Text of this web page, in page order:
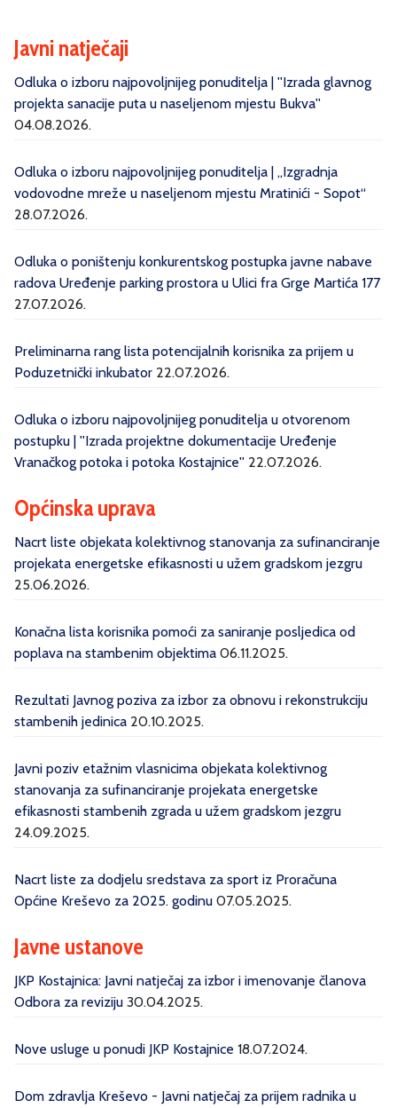
Javni natječaji
Odluka o izboru najpovoljnijeg ponuditelja | ''Izrada glavnog
projekta sanacije puta u naseljenom mjestu Bukva''
04.08.2026.
Odluka o izboru najpovoljnijeg ponuditelja | „Izgradnja
vodovodne mreže u naseljenom mjestu Mratinići - Sopot“
28.07.2026.
Odluka o poništenju konkurentskog postupka javne nabave
radova Uređenje parking prostora u Ulici fra Grge Martića 177
27.07.2026.
Preliminarna rang lista potencijalnih korisnika za prijem u
Poduzetnički inkubator 22.07.2026.
Odluka o izboru najpovoljnijeg ponuditelja u otvorenom
postupku | ''Izrada projektne dokumentacije Uređenje
Vranačkog potoka i potoka Kostajnice'' 22.07.2026.
Općinska uprava
Nacrt liste objekata kolektivnog stanovanja za sufinanciranje
projekata energetske efikasnosti u užem gradskom jezgru
25.06.2026.
Konačna lista korisnika pomoći za saniranje posljedica od
poplava na stambenim objektima 06.11.2025.
Rezultati Javnog poziva za izbor za obnovu i rekonstrukciju
stambenih jedinica 20.10.2025.
Javni poziv etažnim vlasnicima objekata kolektivnog
stanovanja za sufinanciranje projekata energetske
efikasnosti stambenih zgrada u užem gradskom jezgru
24.09.2025.
Nacrt liste za dodjelu sredstava za sport iz Proračuna
Općine Kreševo za 2025. godinu 07.05.2025.
Javne ustanove
JKP Kostajnica: Javni natječaj za izbor i imenovanje članova
Odbora za reviziju 30.04.2025.
Nove usluge u ponudi JKP Kostajnice 18.07.2024.
Dom zdravlja Kreševo - Javni natječaj za prijem radnika u